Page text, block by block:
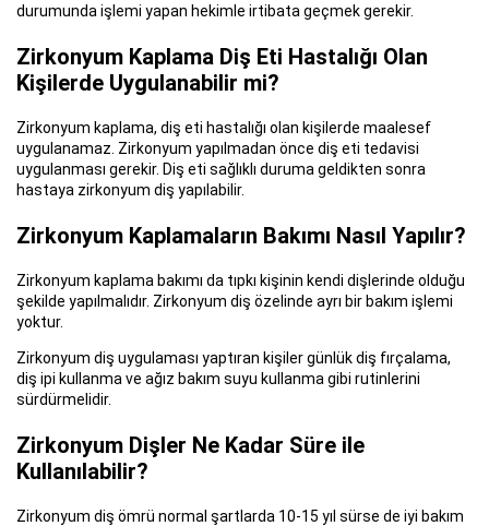
durumunda işlemi yapan hekimle irtibata geçmek gerekir.
Zirkonyum Kaplama Diş Eti Hastalığı Olan
Kişilerde Uygulanabilir mi?
Zirkonyum kaplama, diş eti hastalığı olan kişilerde maalesef
uygulanamaz. Zirkonyum yapılmadan önce diş eti tedavisi
uygulanması gerekir. Diş eti sağlıklı duruma geldikten sonra
hastaya zirkonyum diş yapılabilir.
Zirkonyum Kaplamaların Bakımı Nasıl Yapılır?
Zirkonyum kaplama bakımı da tıpkı kişinin kendi dişlerinde olduğu
şekilde yapılmalıdır. Zirkonyum diş özelinde ayrı bir bakım işlemi
yoktur.
Zirkonyum diş uygulaması yaptıran kişiler günlük diş fırçalama,
diş ipi kullanma ve ağız bakım suyu kullanma gibi rutinlerini
sürdürmelidir.
Zirkonyum Dişler Ne Kadar Süre ile
Kullanılabilir?
Zirkonyum diş ömrü normal şartlarda 10-15 yıl sürse de iyi bakım